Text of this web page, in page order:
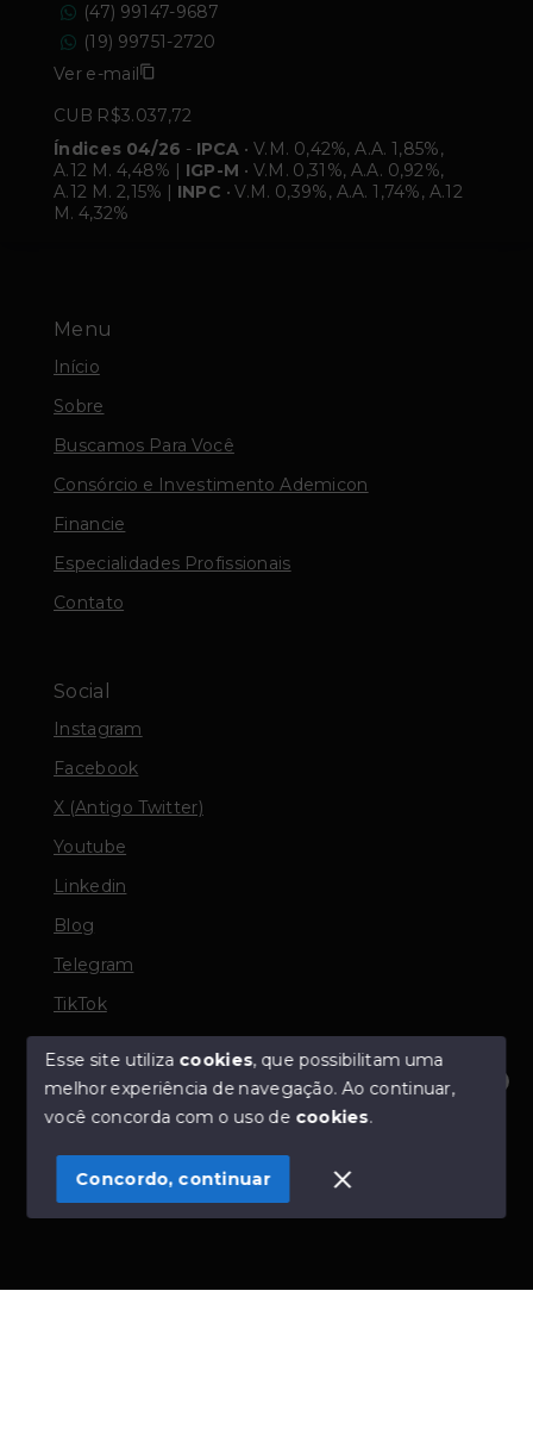
Olá! Estamos disponíveis para te ajudar.
Menu
Início
Sobre
Buscamos Para Você
Consórcio e Investimento Ademicon
Financie
Especialidades Profissionais
Contato
Social
Instagram
Facebook
X (Antigo Twitter)
Youtube
Linkedin
Blog
Telegram
TikTok
© Copyright 2026 - TORQUATO ∴ Corretor de Imóveis
- CRECI 42643f | 136.004f Perito Avaliador CNAI 37357
SITE PARA IMOBILIARIA
(47) 99147-9687
(19) 99751-2720
Ver e-mail
CUB R$3.037,72
Índices 04/26 - IPCA • V.M. 0,42%, A.A. 1,85%,
A.12 M. 4,48% | IGP-M • V.M. 0,31%, A.A. 0,92%,
A.12 M. 2,15% | INPC • V.M. 0,39%, A.A. 1,74%, A.12
M. 4,32%
Esse site utiliza cookies, que possibilitam uma
melhor experiência de navegação.Ao continuar,
você concorda com o uso de cookies.
Concordo, continuar